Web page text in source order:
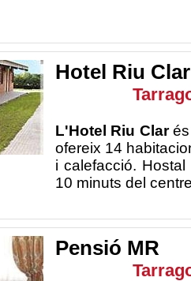
Hotel Riu Clar
L'Hotel Riu Clar
ofereix 14
i calefacció.
10 minuts del
Pensió MR